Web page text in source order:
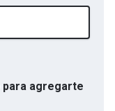
agregarte